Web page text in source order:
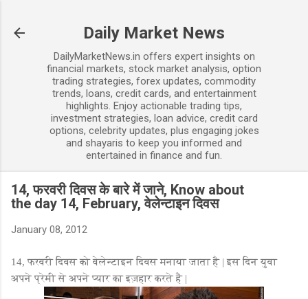
Daily Market News
DailyMarketNews.in offers expert insights on
financial markets, stock market analysis, option
trading strategies, forex updates, commodity
trends, loans, credit cards, and entertainment
highlights. Enjoy actionable trading tips,
investment strategies, loan advice, credit card
options, celebrity updates, plus engaging jokes
and shayaris to keep you informed and
entertained in finance and fun.
14, फरवरी दिवस के बारे में जाने, Know about
the day 14, February, वेलेन्टाइन दिवस
January 08, 2012
14, फरवरी दिवस को वेलेन्टाइन दिवस मनाया जाता है | इस दिन युवा
अपने प्रेमी से अपने प्यार का इज़हार करते है |